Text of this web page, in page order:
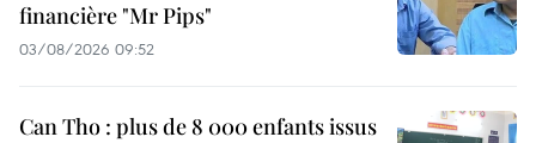
financière "Mr Pips"
03/08/2026 09:52
Can Tho : plus de 8 000 enfants issus